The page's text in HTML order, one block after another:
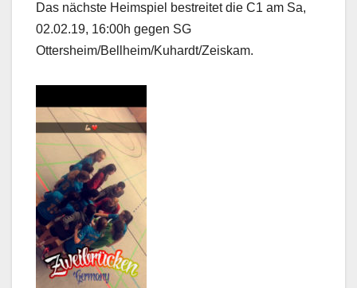
Das nächste Heimspiel bestreitet die C1 am Sa,
02.02.19, 16:00h gegen SG
Ottersheim/Bellheim/Kuhardt/Zeiskam.